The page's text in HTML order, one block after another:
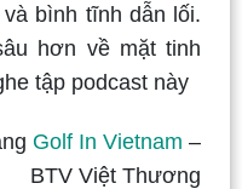
bình tĩnh dẫn lối.
hơn về mặt tinh
tập podcast này
Golf In Vietnam –
BTV Việt Thương